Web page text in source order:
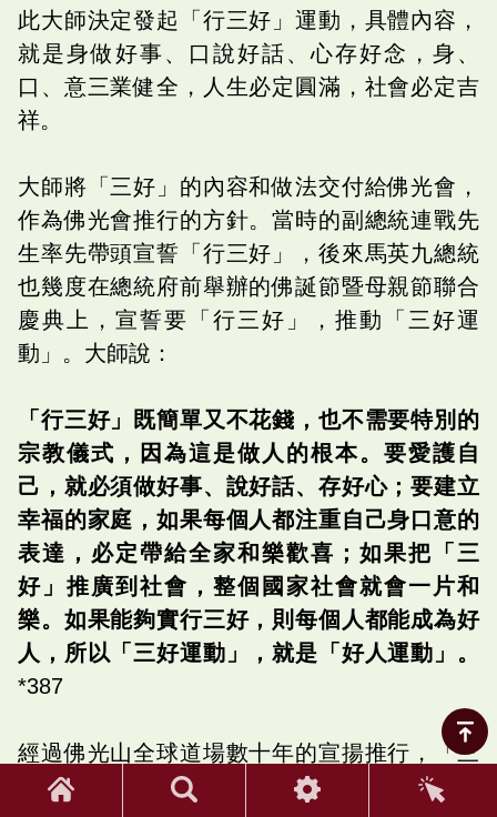
此大師決定發起「行三好」運動，具體內容，
就是身做好事、口說好話、心存好念，身、
口、意三業健全，人生必定圓滿，社會必定吉
祥。
大師將「三好」的內容和做法交付給佛光會，
作為佛光會推行的方針。當時的副總統連戰先
生率先帶頭宣誓「行三好」，後來馬英九總統
也幾度在總統府前舉辦的佛誕節暨母親節聯合
慶典上，宣誓要「行三好」，推動「三好運
動」。大師說：
「行三好」既簡單又不花錢，也不需要特別的
宗教儀式，因為這是做人的根本。要愛護自
己，就必須做好事、說好話、存好心；要建立
幸福的家庭，如果每個人都注重自己身口意的
表達，必定帶給全家和樂歡喜；如果把「三
好」推廣到社會，整個國家社會就會一片和
樂。如果能夠實行三好，則每個人都能成為好
人，所以「三好運動」，就是「好人運動」。
*387
經過佛光山全球道場數十年的宣揚推行，「三
好運動」已經成為國際性的運動。在全世界有